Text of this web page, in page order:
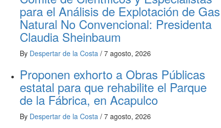
para el Análisis de Explotación de Gas
Natural No Convencional: Presidenta
Claudia Sheinbaum
By Despertar de la Costa / 7 agosto, 2026
Proponen exhorto a Obras Públicas
estatal para que rehabilite el Parque
de la Fábrica, en Acapulco
By Despertar de la Costa / 7 agosto, 2026